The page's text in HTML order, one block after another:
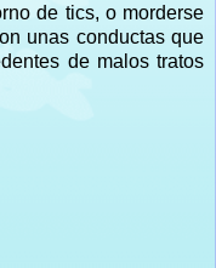
de tics, o morderse
unas conductas que
de malos tratos